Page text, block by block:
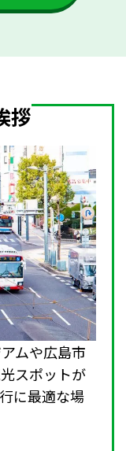
拶
ムや広島市
スポットが
に最適な場